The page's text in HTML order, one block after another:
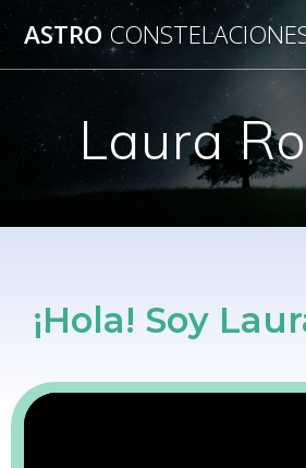
ASTRO
Laura
¡Hola! Soy